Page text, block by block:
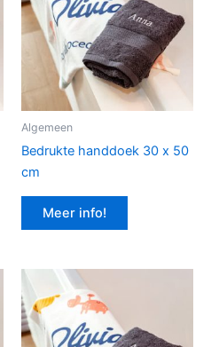
Algemeen
Bedrukte handdoek 30 x 50
cm
Meer info!